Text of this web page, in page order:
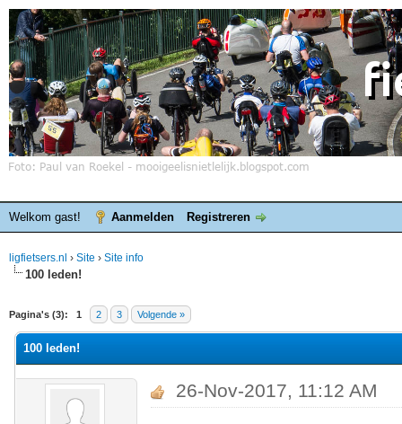
Welkom gast! Aanmelden Registreren
ligfietsers.nl › Site › Site info
100 leden!
Pagina's (3): 1 2 3 Volgende »
waardering is 0
100 leden!
26-Nov-2017, 11:12 AM